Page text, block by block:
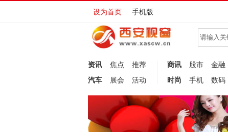
设为首页 手机版
资讯 焦点
推荐
汽车
展会 活动
商讯 股市 金融
时尚
手机 数码